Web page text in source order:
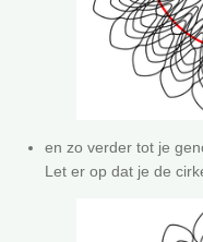
en zo verder tot je
Let er op dat je de